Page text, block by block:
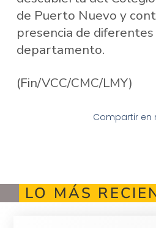
de Puerto Nuevo y
presencia de
departamento.
(Fin/VCC/CMC/LMY)
Compartir en
LO MÁS